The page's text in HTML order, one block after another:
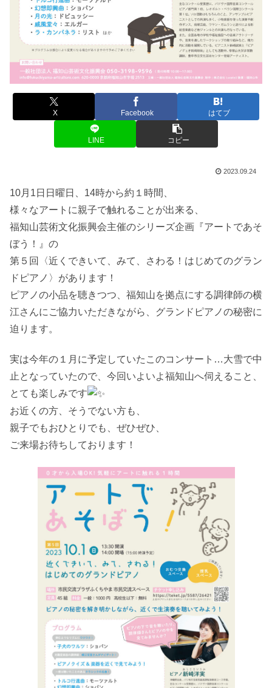
X Facebook はてブ
LINE コピー
2023.09.24
10月1日日曜日、14時から約１時間、
様々なアートに親子で触れることが出来る、
福知山芸術文化振興会主催のシリーズ企画『アートであそ
ぼう！』の
第５回〈近くできいて、みて、さわる！はじめてのグラン
ドピアノ〉があります！
ピアノの小品を聴きつつ、福知山を拠点にする調律師の横
江さんにご協力いただきながら、グランドピアノの秘密に
迫ります。
実は今年の１月に予定していたこのコンサート…大雪で中
止となっていたので、今回いよいよ福知山へ伺えること、
とても楽しみです
お近くの方、そうでない方も、
親子でもおひとりでも、ぜひぜひ、
ご来場お待ちしております！